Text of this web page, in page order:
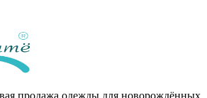
продажа одежды для новорождённых